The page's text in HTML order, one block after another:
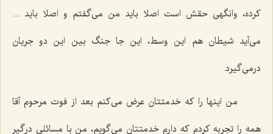
کرده، وانگهی حقش است اصلا باید من می‌گفتم و اصلا باید ...
می‌آید شیطان هم این وسط، این جا جنگ بین این دو جریان
درمی‌گیرد.
من اینها را که خدمتتان عرض می‌کنم بعد از فوت مرحوم آقا
همه را تجربه کردم که دارم خدمتتان می‌گویم، من با مسائلی درگیر